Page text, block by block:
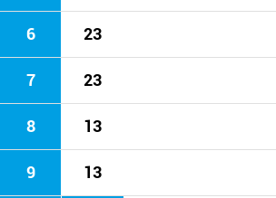
6 23
7 23
8 13
9 13